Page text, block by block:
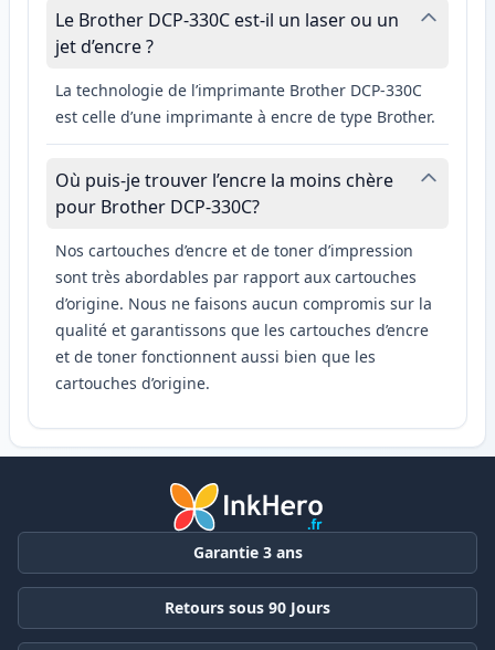
Le Brother DCP-330C est-il un laser ou un
jet d’encre ?
La technologie de l’imprimante Brother DCP-330C
est celle d’une imprimante à encre de type Brother.
Où puis-je trouver l’encre la moins chère
pour Brother DCP-330C?
Nos cartouches d’encre et de toner d’impression
sont très abordables par rapport aux cartouches
d’origine. Nous ne faisons aucun compromis sur la
qualité et garantissons que les cartouches d’encre
et de toner fonctionnent aussi bien que les
cartouches d’origine.
Garantie 3 ans
Retours sous 90 Jours